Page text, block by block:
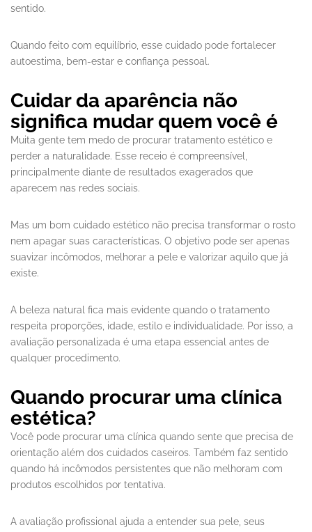
sentido.
Quando feito com equilíbrio, esse cuidado pode fortalecer
autoestima, bem-estar e confiança pessoal.
Cuidar da aparência não
significa mudar quem você é
Muita gente tem medo de procurar tratamento estético e
perder a naturalidade. Esse receio é compreensível,
principalmente diante de resultados exagerados que
aparecem nas redes sociais.
Mas um bom cuidado estético não precisa transformar o rosto
nem apagar suas características. O objetivo pode ser apenas
suavizar incômodos, melhorar a pele e valorizar aquilo que já
existe.
A beleza natural fica mais evidente quando o tratamento
respeita proporções, idade, estilo e individualidade. Por isso, a
avaliação personalizada é uma etapa essencial antes de
qualquer procedimento.
Quando procurar uma clínica
estética?
Você pode procurar uma clínica quando sente que precisa de
orientação além dos cuidados caseiros. Também faz sentido
quando há incômodos persistentes que não melhoram com
produtos escolhidos por tentativa.
A avaliação profissional ajuda a entender sua pele, seus